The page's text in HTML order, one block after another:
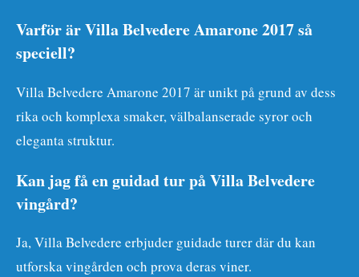
Varför är Villa Belvedere Amarone 2017 så
speciell?
Villa Belvedere Amarone 2017 är unikt på grund av dess
rika och komplexa smaker, välbalanserade syror och
eleganta struktur.
Kan jag få en guidad tur på Villa Belvedere
vingård?
Ja, Villa Belvedere erbjuder guidade turer där du kan
utforska vingården och prova deras viner.